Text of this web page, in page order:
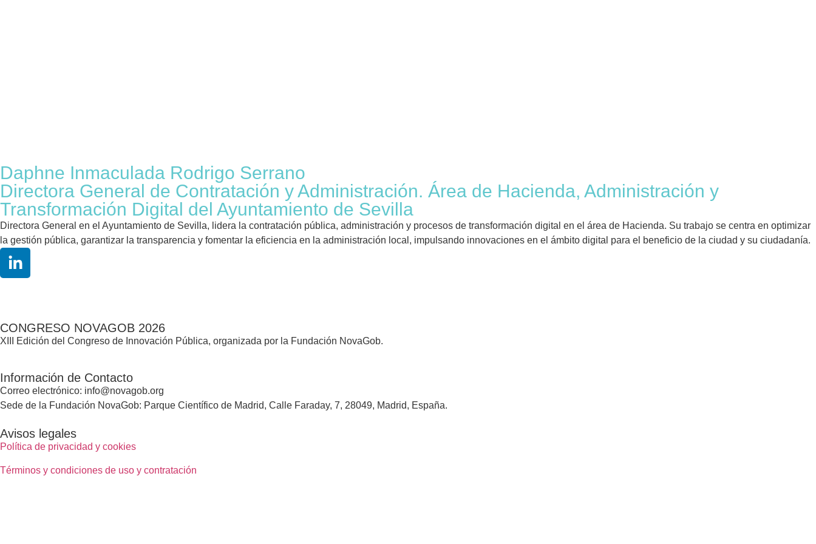
Daphne Inmaculada Rodrigo Serrano
Directora General de Contratación y Administración. Área de Hacienda, Administración y
Transformación Digital del Ayuntamiento de Sevilla
Directora General en el Ayuntamiento de Sevilla, lidera la contratación pública, administración y procesos de transformación digital en el área de Hacienda. Su trabajo se centra en optimizar
la gestión pública, garantizar la transparencia y fomentar la eficiencia en la administración local, impulsando innovaciones en el ámbito digital para el beneficio de la ciudad y su ciudadanía.
CONGRESO NOVAGOB 2026
XIII Edición del Congreso de Innovación Pública, organizada por la Fundación NovaGob.
Información de Contacto
Correo electrónico: info@novagob.org
Sede de la Fundación NovaGob: Parque Científico de Madrid, Calle Faraday, 7, 28049, Madrid, España.
Avisos legales
Política de privacidad y cookies
Términos y condiciones de uso y contratación